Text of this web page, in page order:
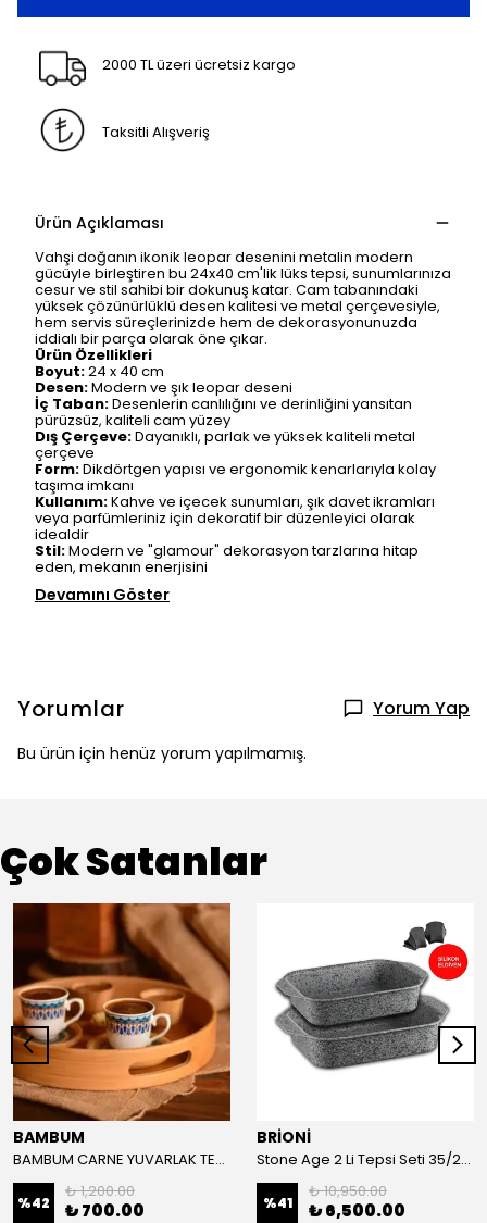
2000 TL üzeri ücretsiz kargo
Taksitli Alışveriş
Ürün Açıklaması
Vahşi doğanın ikonik leopar desenini metalin modern
gücüyle birleştiren bu 24x40 cm'lik lüks tepsi, sunumlarınıza
cesur ve stil sahibi bir dokunuş katar. Cam tabanındaki
yüksek çözünürlüklü desen kalitesi ve metal çerçevesiyle,
hem servis süreçlerinizde hem de dekorasyonunuzda
iddialı bir parça olarak öne çıkar.
Ürün Özellikleri
Boyut:24 x 40 cm
Desen:Modern ve şık leopar deseni
İç Taban:Desenlerin canlılığını ve derinliğini yansıtan
pürüzsüz, kaliteli cam yüzey
Dış Çerçeve:Dayanıklı, parlak ve yüksek kaliteli metal
çerçeve
Form:Dikdörtgen yapısı ve ergonomik kenarlarıyla kolay
taşıma imkanı
Kullanım:Kahve ve içecek sunumları, şık davet ikramları
veya parfümleriniz için dekoratif bir düzenleyici olarak
idealdir
Stil:Modern ve "glamour" dekorasyon tarzlarına hitap
eden, mekanın enerjisini
Devamını Göster
Yorumlar Yorum Yap
Bu ürün için henüz yorum yapılmamış.
Çok Satanlar
BAMBUM
BAMBUM CARNE YUVARLAK TEPSİ 30 CM
%42
₺ 1,200.00
₺ 700.00
BRİONİ
Stone Age 2 Li Tepsi Seti 35/26 -25/30 cm
%41
₺ 10,950.00
₺ 6,500.00